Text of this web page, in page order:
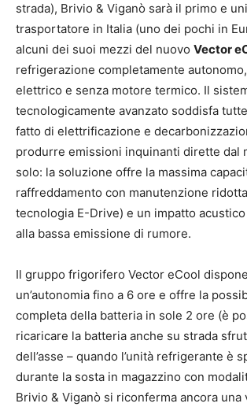
strada), Brivio & Viganò sarà il primo e
trasportatore in Italia (uno dei pochi in
alcuni dei suoi mezzi del nuovo Vector
refrigerazione completamente
elettrico e senza motore termico. Il
tecnologicamente avanzato soddisfa
fatto di elettrificazione e
produrre emissioni inquinanti dirette dal
solo: la soluzione offre la massima
raffreddamento con manutenzione
tecnologia E-Drive) e un impatto
alla bassa emissione di rumore.
Il gruppo frigorifero Vector eCool
un’autonomia fino a 6 ore e offre la
completa della batteria in sole 2 ore (è
ricaricare la batteria anche su strada
dell’asse – quando l’unità refrigerante è
durante la sosta in magazzino con
Brivio & Viganò si riconferma ancora una